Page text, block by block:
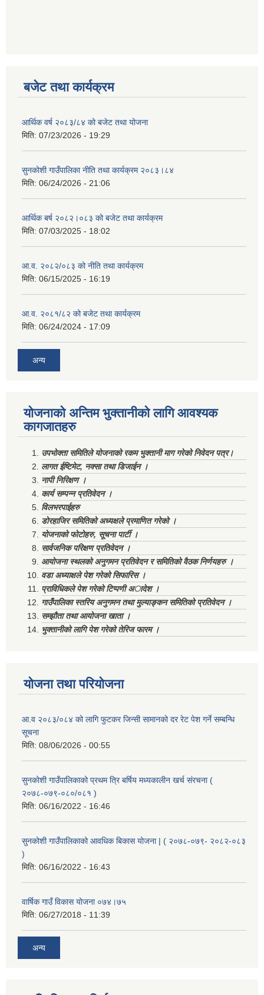
बजेट तथा कार्यक्रम
आर्थिक वर्ष २०८३/८४ को बजेट तथा योजना
मिति: 07/23/2026 - 19:29
सुनकोशी गाउँपालिका नीति तथा कार्यक्रम २०८३।८४
मिति: 06/24/2026 - 21:06
आर्थिक बर्ष २०८२।०८३ को बजेट तथा कार्यक्रम
मिति: 07/03/2025 - 18:02
आ.व. २०८२/०८३ को नीति तथा कार्यक्रम
मिति: 06/15/2025 - 16:19
आ.व. २०८१/८२ को बजेट तथा कार्यक्रम
मिति: 06/24/2024 - 17:09
अन्य
योजनाको अन्तिम भुक्तानीको लागि आवश्यक
कागजातहरु
उपभोक्ता समितिले योजनाको रकम भुक्तानी माग गरेको निवेदन पत्र।
लागत ईष्टिमेट, नक्सा तथा डिजाईन ।
नापी निरिक्षण ।
कार्य सम्पन्न प्रतिवेदन ।
विलभरपाईहरु
डोरहाजिर समितिको अध्यक्षले प्रमाणित गरेको ।
योजनाको फोटोहरु, सूचना पार्टी ।
सार्वजनिक परिक्षण प्रतिवेदन ।
आयोजना स्थलको अनुगमन प्रतिवेदन र समितिको वैठक निर्णयहरु ।
वडा अध्याक्षले पेश गरेको सिफारिस ।
प्राविधिकले पेश गरेको टिप्पणी अादेश ।
गाउँपालिका स्तरिय अनुगमन तथा मुल्याङ्कन समितिको प्रतिवेदन ।
सम्झौता तथा आयोजना खाता ।
भुक्तानीको लागि पेश गरेको तेरिज फारम ।
योजना तथा परियोजना
आ.व २०८३/०८४ को लागि फुटकर जिन्सी सामानको दर रेट पेश गर्ने सम्बन्धि
सूचना
मिति: 08/06/2026 - 00:55
सुनकोशी गाउँपालिकाको प्रथम त्रि बर्षिय मध्यकालीन खर्च संरचना (
२०७८-०७९-०८०/०८१ )
मिति: 06/16/2022 - 16:46
सुनकोशी गाउँपालिकाको आवधिक बिकास योजना | ( २०७८-०७९- २०८२-०८३
)
मिति: 06/16/2022 - 16:43
वार्षिक गाउँ विकास योजना ०७४।७५
मिति: 06/27/2018 - 11:39
अन्य